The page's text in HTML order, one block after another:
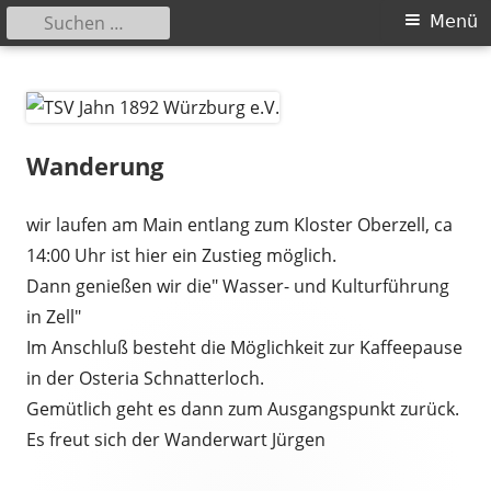
zum
Primäres
Menü
Suchen
nach:
Wanderung
wir laufen am Main entlang zum Kloster Oberzell, ca
14:00 Uhr ist hier ein Zustieg möglich.
Dann genießen wir die" Wasser- und Kulturführung
in Zell"
Im Anschluß besteht die Möglichkeit zur Kaffeepause
in der Osteria Schnatterloch.
Gemütlich geht es dann zum Ausgangspunkt zurück.
Es freut sich der Wanderwart Jürgen